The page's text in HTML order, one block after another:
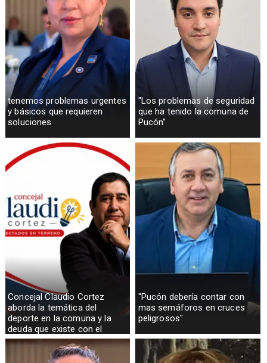
tenemos problemas urgentes
y básicos que requieren
soluciones
"Los problemas de seguridad
que ha tenido la comuna de
Pucón"
Concejal Claudio Cortez
aborda la temática del
deporte en la comuna y la
deuda que existe con el
sector rural
"Pucón debería contar con
mas semáforos en cruces
peligrosos"